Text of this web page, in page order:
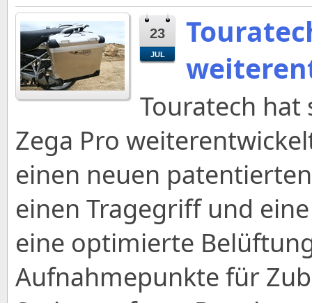
23
JUL
Touratech hat
Zega Pro
einen neuen
einen Tragegriff und
eine optimierte
Aufnahmepunkte für